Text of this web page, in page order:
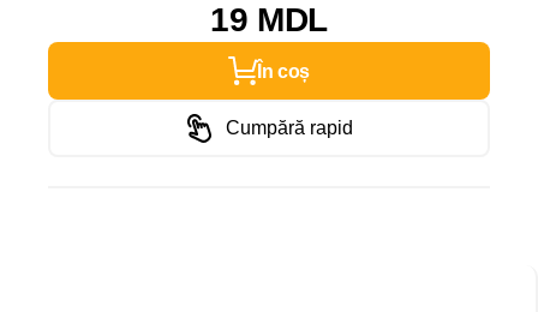
19 MDL
În coș
Cumpără rapid